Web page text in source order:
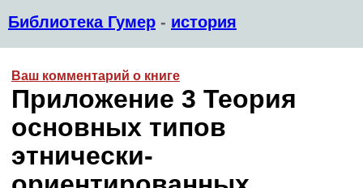
Библиотека Гумер - история
Ваш комментарий о книге
Приложение 3 Теория
основных типов
этнически-